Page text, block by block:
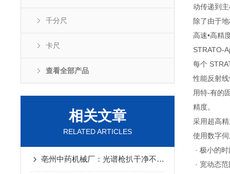
千分尺
卡尺
查看全部产品
相关文章
RELATED ARTICLES
亳州中药机械厂：光谱枪扒干净不锈钢药机的“材质猫腻”
动传递到
除了由于
高速•高精
STRATO-
每个
性能反射
用特-有的
精度。
采用超高
使用数字
· 极小的
· 宽动态